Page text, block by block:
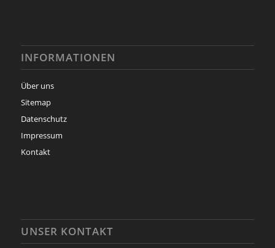
INFORMATIONEN
Über uns
Sitemap
Datenschutz
Impressum
Kontakt
UNSER KONTAKT